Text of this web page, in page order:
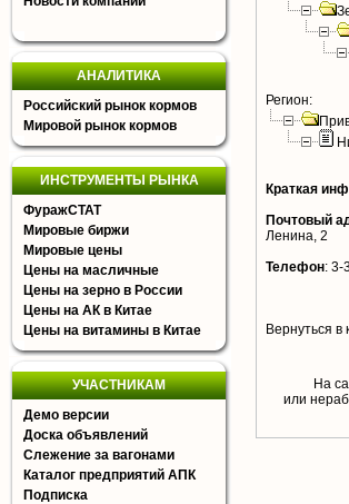
АНАЛИТИКА
Российский рынок кормов
Мировой рынок кормов
ИНСТРУМЕНТЫ РЫНКА
ФуражСТАТ
Мировые биржи
Мировые цены
Цены на масличные
Цены на зерно в России
Цены на АК в Китае
Цены на витамины в Китае
УЧАСТНИКАМ
Демо версии
Доска объявлений
Слежение за вагонами
Каталог предприятий АПК
Подписка
Регион:
Краткая
Почтовый
Ленина, 2
Телефон: 3-
Вернуться в
На
или